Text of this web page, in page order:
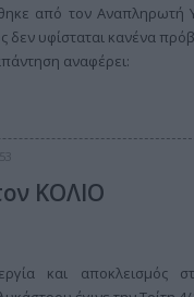
από τον Αναπληρωτή
δεν υφίσταται κανένα
αναφέρει:
ΚΟΛΙΟ
και αποκλεισμός